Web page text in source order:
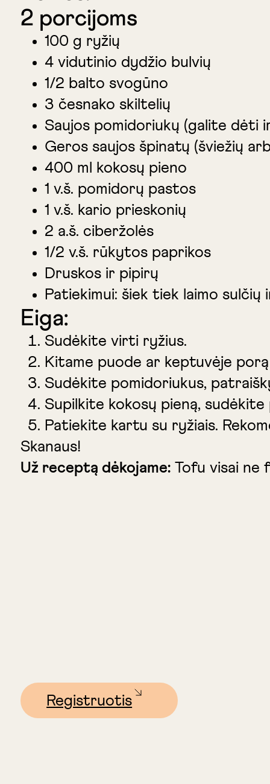
2 porcijoms
100 g ryžių
4 vidutinio dydžio bulvių
1/2 balto svogūno
3 česnako skiltelių
Saujos pomidoriukų (galite dėti
Geros saujos špinatų (šviežių
400 ml kokosų pieno
1 v.š. pomidorų pastos
1 v.š. kario prieskonių
2 a.š. ciberžolės
1/2 v.š. rūkytos paprikos
Druskos ir pipirų
Patiekimui: šiek tiek laimo sulčių
Eiga:
Sudėkite virti ryžius.
Kitame puode ar keptuvėje
Sudėkite pomidoriukus,
Supilkite kokosų pieną,
Patiekite kartu su ryžiais.
Skanaus!
Už receptą dėkojame:Tofu visai ne
Registruotis